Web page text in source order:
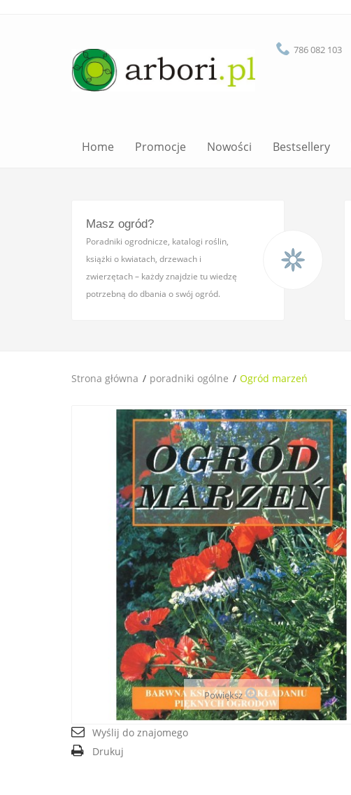
786 082 103
Home Promocje Nowości Bestsellery
Masz ogród?
Poradniki ogrodnicze, katalogi roślin,
książki o kwiatach, drzewach i
zwierzętach – każdy znajdzie tu wiedzę
potrzebną do dbania o swój ogród.
Strona główna poradniki ogólne Ogród marzeń
Powiększ
Wyślij do znajomego
Drukuj